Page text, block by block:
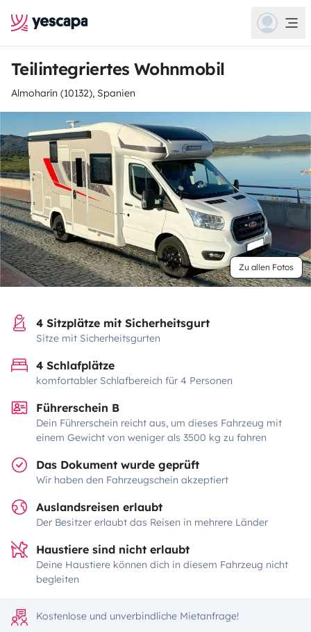
Teilintegriertes Wohnmobil
Almoharín (10132), Spanien
Zu allen Fotos
4 Sitzplätze mit Sicherheitsgurt
Sitze mit Sicherheitsgurten
4 Schlafplätze
komfortabler Schlafbereich für 4 Personen
Führerschein B
Dein Führerschein reicht aus, um dieses Fahrzeug mit
einem Gewicht von weniger als 3500 kg zu fahren
Das Dokument wurde geprüft
Wir haben den Fahrzeugschein akzeptiert
Auslandsreisen erlaubt
Der Besitzer erlaubt das Reisen in mehrere Länder
Haustiere sind nicht erlaubt
Deine Haustiere können dich in diesem Fahrzeug nicht
begleiten
Kostenlose und unverbindliche Mietanfrage!